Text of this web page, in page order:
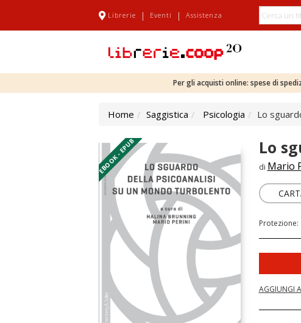
Librerie | Eventi | Assistenza
Per gli acquisti online: spese di
Home Saggistica Psicologia Lo
EBOOK - EPUB Lo
di Mario
Protezione:
AGGIUNGI